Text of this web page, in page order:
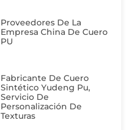
Proveedores De La
Empresa China De Cuero
PU
Fabricante De Cuero
Sintético Yudeng Pu,
Servicio De
Personalización De
Texturas